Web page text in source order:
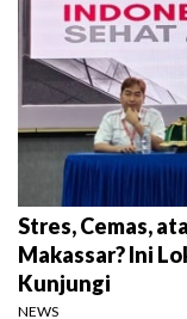
Stres, Cemas,
Makassar? Ini
Kunjungi
NEWS